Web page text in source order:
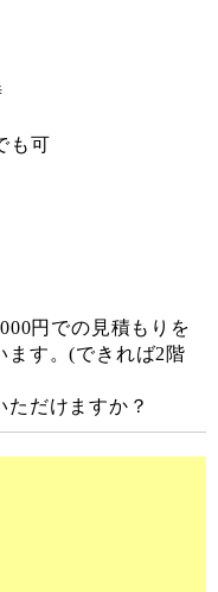
も可
円での見積もりを
ます。(できれば2階
だけますか？